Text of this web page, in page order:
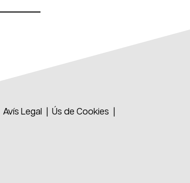
Avís Legal Ús de Cookies